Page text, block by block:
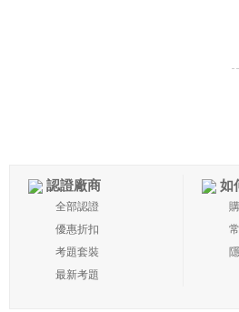
認證廠商
全部認證
優惠折扣
考題套裝
最新考題
如